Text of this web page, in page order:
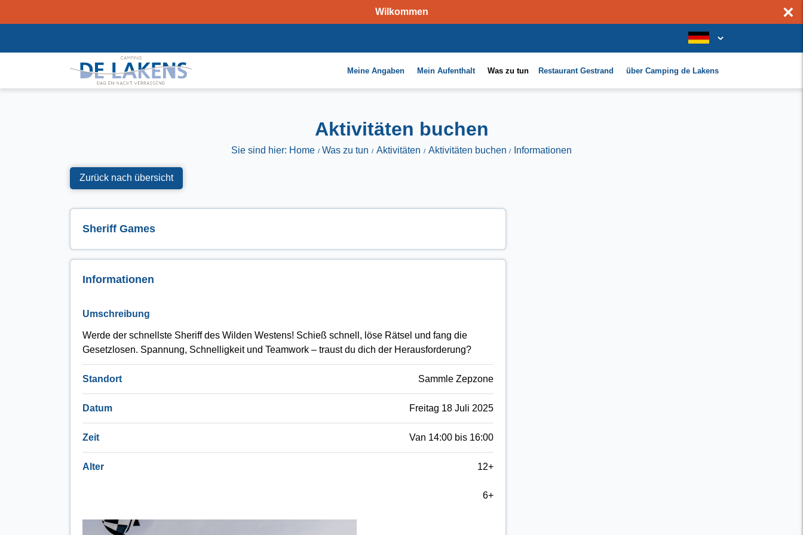
Wilkommen ×
Meine Angaben Mein Aufenthalt Was zu tun Restaurant Gestrand über Camping de Lakens
Aktivitäten buchen
Sie sind hier: Home Was zu tun Aktivitäten Aktivitäten buchen Informationen
Zurück nach übersicht
Sheriff Games
Informationen
Umschreibung
Werde der schnellste Sheriff des Wilden Westens! Schieß schnell, löse Rätsel und fang die
Gesetzlosen. Spannung, Schnelligkeit und Teamwork – traust du dich der Herausforderung?
Standort Sammle Zepzone
Datum Freitag 18 Juli 2025
Zeit Van 14:00 bis 16:00
Alter 12+
6+